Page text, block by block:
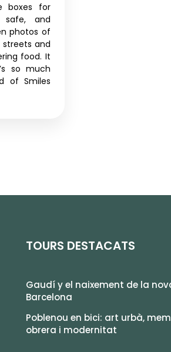
boxes for
safe, and
photos of
and
food. It
so much
of Smiles
TOURS DESTACATS
Gaudí y el naixement de la
Barcelona
Poblenou en bici: art urbà,
obrera i modernitat